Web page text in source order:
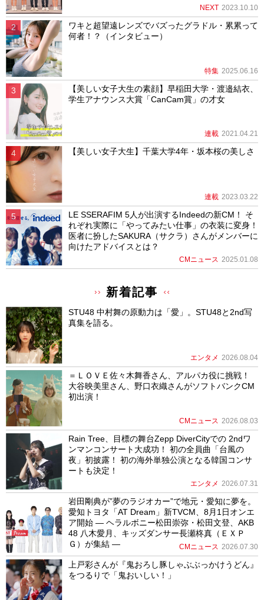
NEXT 2023.10.10
ワキと超望遠レンズでバズったグラドル・累累って
何者！？（インタビュー）
特集 2025.06.16
【美しい女子大生の素顔】早稲田大学・渡邉結衣、
学生アナウンス大賞「CanCam賞」の才女
連載 2021.04.21
【美しい女子大生】千葉大学4年・坂本桜の美しさ
連載 2023.03.22
LE SSERAFIM 5人が出演するIndeedの新CM！ そ
れぞれ実際に「やってみたい仕事」の衣装に変身！
医者に扮したSAKURA（サクラ）さんがメンバーに
向けたアドバイスとは？
CMニュース 2025.01.08
新着記事
STU48 中村舞の原動力は「愛」。STU48と2nd写
真集を語る。
エンタメ 2026.08.04
＝ＬＯＶＥ佐々木舞香さん、アルパカ役に挑戦！
大谷映美里さん、野口衣織さんがソフトバンクCM
初出演！
CMニュース 2026.08.03
Rain Tree、目標の舞台Zepp DiverCityでの 2ndワ
ンマンコンサート大成功！ 初の全員曲「台風の
夜」初披露！ 初の海外単独公演となる韓国コンサ
ートも決定！
エンタメ 2026.07.31
岩田剛典が”夢のラジオカー”で地元・愛知に夢を。
愛知トヨタ「AT Dream」新TVCM、8月1日オンエ
ア開始 ― ヘラルボニー松田崇弥・松田文登、AKB
48 八木愛月、キッズダンサー長瀬柊真（ＥＸＰ
Ｇ）が集結 ―
CMニュース 2026.07.30
上戸彩さんが『鬼おろし豚しゃぶぶっかけうどん』
をつるりで「鬼おいしい！」